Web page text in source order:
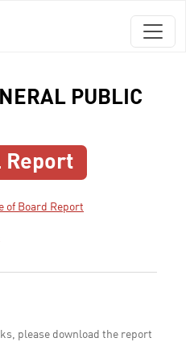
PUBLIC
Report
of Board Report
please download the report